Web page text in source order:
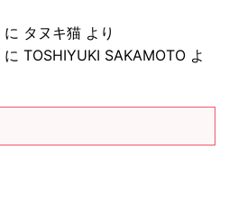
に タヌキ猫 より
に TOSHIYUKI SAKAMOTO よ